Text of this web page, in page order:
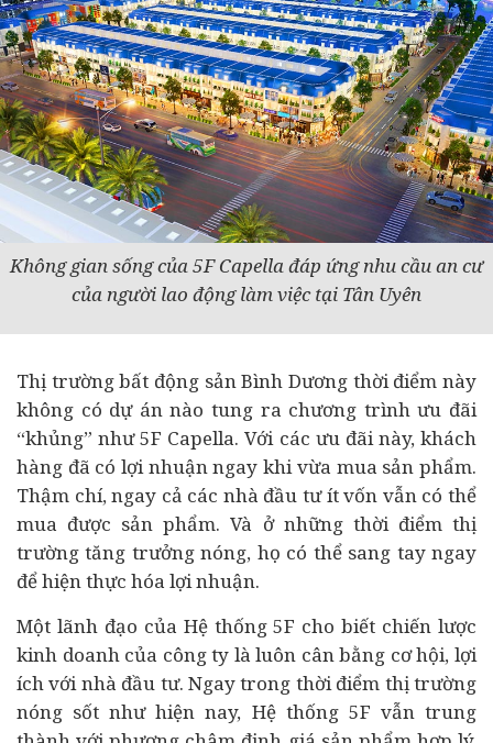
Không gian sống của 5F Capella đáp ứng nhu cầu an cư
của người lao động làm việc tại Tân Uyên
Thị trường bất động sản Bình Dương thời điểm này
không có dự án nào tung ra chương trình ưu đãi
“khủng” như 5F Capella. Với các ưu đãi này, khách
hàng đã có lợi nhuận ngay khi vừa mua sản phẩm.
Thậm chí, ngay cả các nhà đầu tư ít vốn vẫn có thể
mua được sản phẩm. Và ở những thời điểm thị
trường tăng trưởng nóng, họ có thể sang tay ngay
để hiện thực hóa lợi nhuận.
Một lãnh đạo của Hệ thống 5F cho biết chiến lược
kinh doanh của công ty là luôn cân bằng cơ hội, lợi
ích với nhà đầu tư. Ngay trong thời điểm thị trường
nóng sốt như hiện nay, Hệ thống 5F vẫn trung